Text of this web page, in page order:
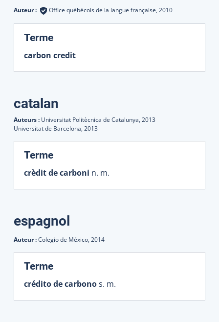
Auteur : Office québécois de la langue française, 2010
Terme:
carbon credit
catalan
Auteurs : Universitat Politècnica de Catalunya, 2013
Universitat de Barcelona, 2013
Terme:
crèdit de carboni n. m.
espagnol
Auteur :Colegio de México, 2014
Terme:
crédito de carbonos. m.